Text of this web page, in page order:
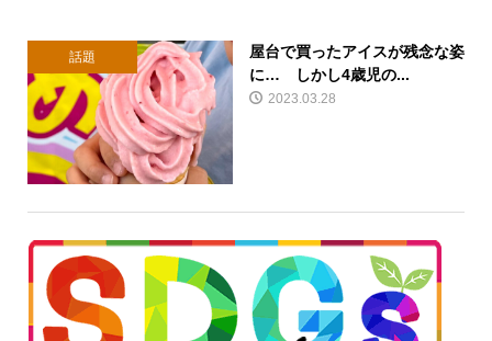
話題
屋台で買ったアイスが残念な姿
に… しかし4歳児の...
2023.03.28